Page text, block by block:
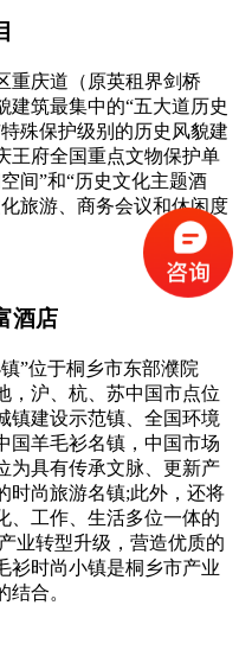
重庆道（原英租界剑桥
建筑最集中的“五大道历史
殊保护级别的历史风貌建
王府全国重点文物保护单
间”和“历史文化主题酒
旅游、商务会议和休闲度
酒店
”位于桐乡市东部濮院
，沪、杭、苏中国市点位
镇建设示范镇、全国环境
国羊毛衫名镇，中国市场
为具有传承文脉、更新产
时尚旅游名镇;此外，还将
、工作、生活多位一体的
业转型升级，营造优质的
衫时尚小镇是桐乡市产业
合。